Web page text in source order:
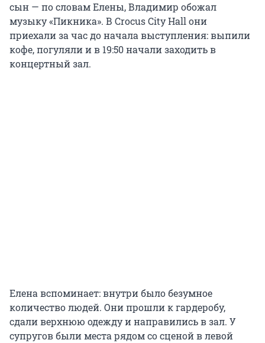
сын — по словам Елены, Владимир обожал
музыку «Пикника». В Crocus City Hall они
приехали за час до начала выступления: выпили
кофе, погуляли и в 19:50 начали заходить в
концертный зал.
Елена вспоминает: внутри было безумное
количество людей. Они прошли к гардеробу,
сдали верхнюю одежду и направились в зал. У
супругов были места рядом со сценой в левой